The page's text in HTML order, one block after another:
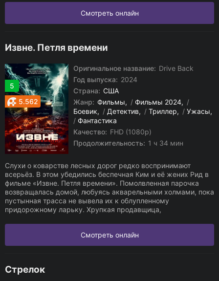
Смотреть онлайн
Извне. Петля времени
5
5.562
Оригинальное название: Drive Back
Год выпуска: 2024
Страна: США
Жанр: Фильмы / Фильмы 2024
/
Боевик
/ Детектив / Триллер / Ужасы
/ Фантастика
Качество: FHD (1080p)
Продолжительность: 1 ч 34 мин
Слухи о коварстве лесных дорог редко воспринимают
всерьёз. В этом убедились беспечная Ким и её жених Рид в
фильме «Извне. Петля времени». Помолвленная парочка
возвращалась домой, любуясь акварельными холмами, пока
пустынная трасса не вывела их к облупленному
придорожному ларьку. Хрупкая продавщица,
Смотреть онлайн
Стрелок